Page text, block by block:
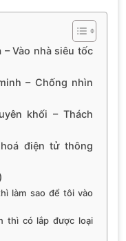
Vào nhà siêu tốc
– Chống nhìn
khối – Thách
điện tử thông
làm sao để tôi vào
thì có lắp được loại